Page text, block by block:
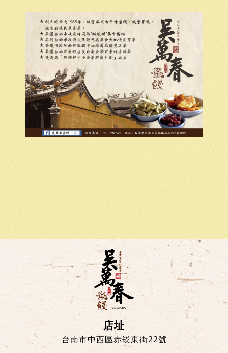
店址
台南市中西區赤崁東街22號